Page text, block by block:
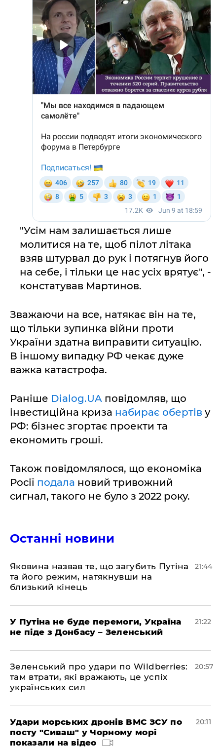
"Усім нам залишається лише
молитися на те, щоб пілот літака
взяв штурвал до рук і потягнув його
на себе, і тільки це нас усіх врятує", -
констатував Мартинов.
Зважаючи на все, натякає він на те,
що тільки зупинка війни проти
України здатна виправити ситуацію.
В іншому випадку РФ чекає дуже
важка катастрофа.
Раніше Dialog.UA повідомляв, що
інвестиційна криза набирає обертів у
РФ: бізнес згортає проекти та
економить гроші.
Також повідомлялося, що економіка
Росії подала новий тривожний
сигнал, такого не було з 2022 року.
Останні новини
Яковина назвав те, що загубить Путіна
та його режим, натякнувши на
близький кінець
21:44
У Путіна не буде перемоги, Україна
не піде з Донбасу – Зеленський
21:22
Зеленський про удари по Wildberries:
там втрати, які вражають, це успіх
українських сил
20:57
Удари морських дронів ВМС ЗСУ по
посту "Сиваш" у Чорному морі
показали на відео
20:11